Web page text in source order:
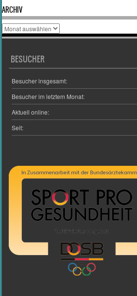
ARCHIV
Archiv
BESUCHER
Besucher insgesamt:
Besucher im letztem Monat:
Aktuell online:
Seit: